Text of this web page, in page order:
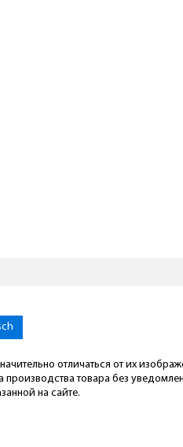
отличаться от их
товара без
на сайте.